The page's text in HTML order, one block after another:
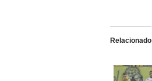
Relacionado